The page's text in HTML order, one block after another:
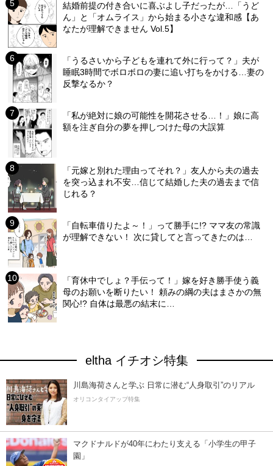
結婚前提の付き合いに喜ぶよし子だったが…「うど
ん」と「オムライス」から始まる小さな違和感【あ
なたが理解できません Vol.5】
「うるさいから子どもを連れて外に行って？」夫が
睡眠3時間でボロボロの妻に追い打ちをかける…妻の
反撃なるか？
「私が絶対に娘の可能性を開花させる…！」娘に高
額を注ぎ自分の夢を押しつけた母の大誤算
「元嫁と別れた理由ってそれ？」友人から夫の過去
を突っ込まれ不安…信じて結婚した夫の過去まで信
じれる？
「自転車借りたよ～！」って勝手に!? ママ友の常識
が理解できない！ 次に貸してと言ってきたのは…
「育休中でしょ？手伝って！」嫁を好き勝手使う義
母のお願いを断りたい！ 頼みの綱の夫はまさかの無
関心!? 自体は最悪の結末に…
eltha イチオシ特集
川島海荷さんと学ぶ 日常に潜む“人身取引”のリアル
オリコンタイアップ特集
マクドナルドが40年にわたり支える「小学生の甲子
園」